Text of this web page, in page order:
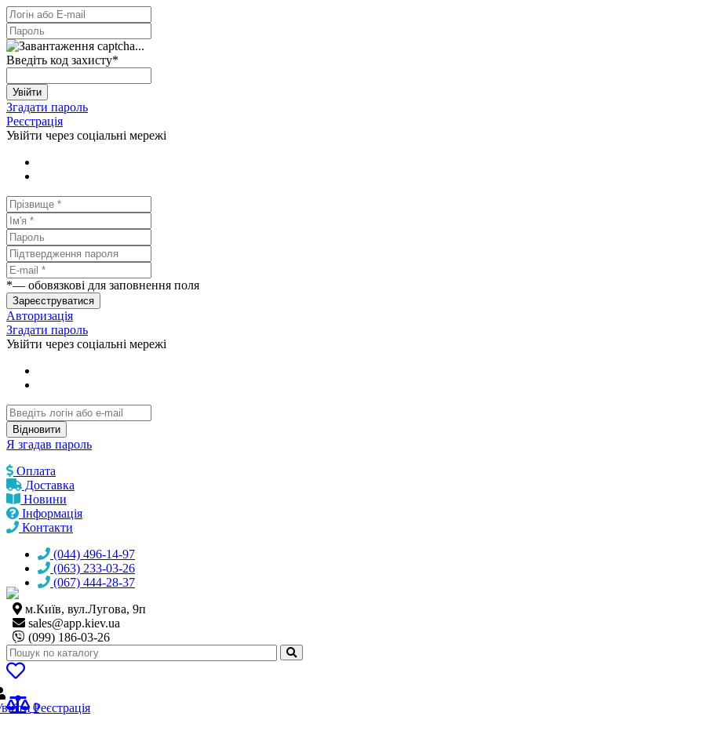
Введіть код захисту*
Увійти
Згадати пароль
Реєстрація
Увійти через соціальні мережі
*— обовязкові для заповнення поля
Зареєструватися
Авторизація
Згадати пароль
Увійти через соціальні мережі
Відновити
Я згадав пароль
Оплата
Доставка
Новини
Інформація
Контакти
(044) 496-14-97
(063) 233-03-26
(067) 444-28-37
м.Київ, вул.Лугова, 9п
sales@app.kiev.ua
(099) 186-03-26
0
Реєстрація